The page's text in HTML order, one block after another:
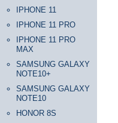
IPHONE 11
IPHONE 11 PRO
IPHONE 11 PRO
MAX
SAMSUNG GALAXY
NOTE10+
SAMSUNG GALAXY
NOTE10
HONOR 8S